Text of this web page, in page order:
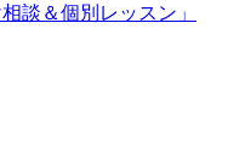
談＆個別レッスン」